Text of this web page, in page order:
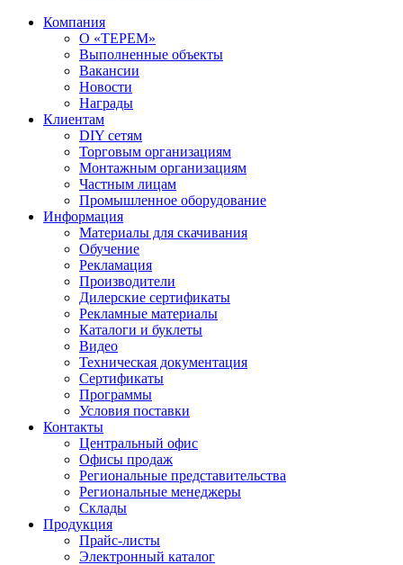
Компания
О «ТЕРЕМ»
Выполненные объекты
Вакансии
Новости
Награды
Клиентам
DIY сетям
Торговым организациям
Монтажным организациям
Частным лицам
Промышленное оборудование
Информация
Материалы для скачивания
Обучение
Рекламация
Производители
Дилерские сертификаты
Рекламные материалы
Каталоги и буклеты
Видео
Техническая документация
Сертификаты
Программы
Условия поставки
Контакты
Центральный офис
Офисы продаж
Региональные представительства
Региональные менеджеры
Склады
Продукция
Прайс-листы
Электронный каталог